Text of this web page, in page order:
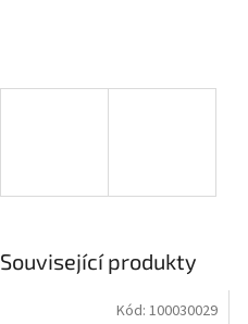
Související produkty
Kód: 100030029